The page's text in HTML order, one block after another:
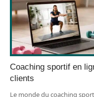
Coaching sportif en
clients
Le monde du coaching